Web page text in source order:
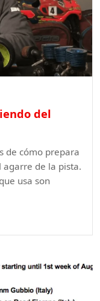
del
de cómo prepara
agarre de la pista.
usa son